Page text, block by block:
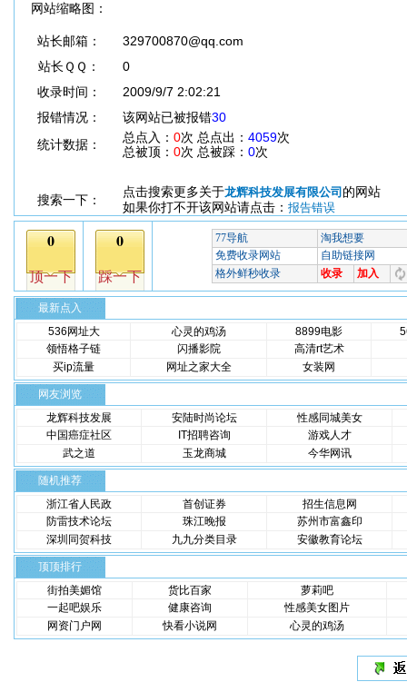
网站缩略图：
站长邮箱：
329700870@qq.com
站长ＱＱ：
0
收录时间：
2009/9/7 2:02:21
报错情况：
该网站已被报错30
统计数据：
总点入： 0次 总点出： 4059次
总被顶： 0次 总被踩： 0次
搜索一下：
点击搜索更多关于龙辉科技发展有限公司 的网站
如果你打不开该网站请点击： 报告错误
最新点入
536网址大
心灵的鸡汤 8899电影
领悟格子链
闪播影院
高清rt艺术
买ip流量
网址之家大全 女装网
网友浏览
龙辉科技发展
安陆时尚论坛
性感同城美女
中国癌症社区
IT招聘咨询
游戏人才
武之道
玉龙商城 今华网讯
随机推荐
浙江省人民政
首创证券
招生信息网
防雷技术论坛
珠江晚报
苏州市富鑫印
深圳同贺科技
九九分类目录 安徽教育论坛
顶顶排行
街拍美媚馆
货比百家
萝莉吧
一起吧娱乐
健康咨询
性感美女图片
网资门户网
快看小说网 心灵的鸡汤